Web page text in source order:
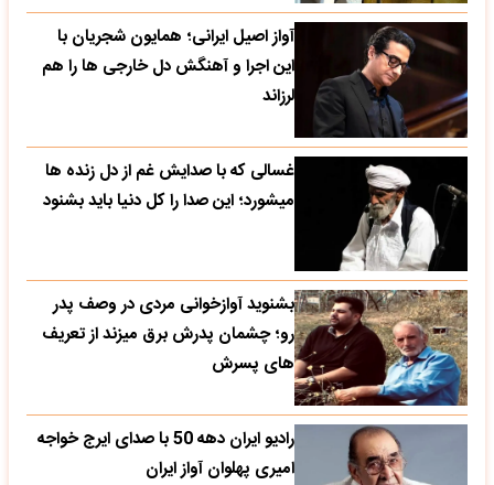
آواز اصیل ایرانی؛ همایون شجریان با
این اجرا و آهنگش دل خارجی ها را هم
لرزاند
غسالی که با صدایش غم از دل زنده ها
میشورد؛ این صدا را کل دنیا باید بشنود
بشنوید آوازخوانی مردی در وصف پدر
رو؛ چشمان پدرش برق میزند از تعریف
های پسرش
رادیو ایران دهه 50 با صدای ایرج خواجه
امیری پهلوان آواز ایران